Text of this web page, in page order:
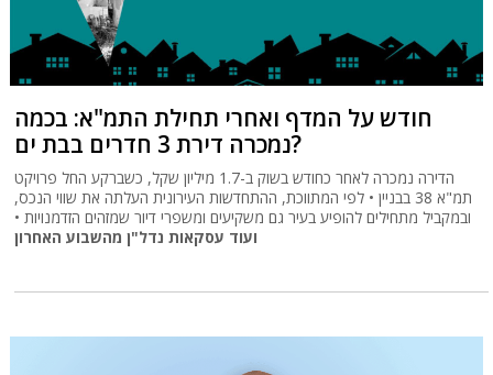
חודש על המדף ואחרי תחילת התמ"א: בכמה
נמכרה דירת 3 חדרים בבת ים?
הדירה נמכרה לאחר כחודש בשוק ב-1.7 מיליון שקל, כשברקע החל פרויקט
תמ"א 38 בבניין • לפי המתווכת, ההתחדשות העירונית העלתה את שווי הנכס,
ובמקביל מתחילים להופיע בעיר גם משקיעים ומשפרי דיור שמזהים הזדמנויות •